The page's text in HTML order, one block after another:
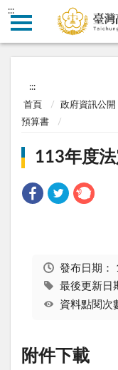
:::
:::
首頁 政府資訊公開
預算書
113年度
發布日期：
最後更新日
資料點閱次
附件下載